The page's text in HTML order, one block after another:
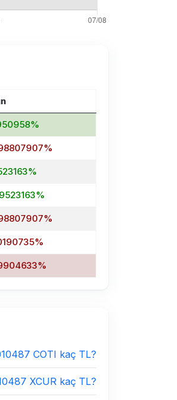
COTI kaç TL?
XCUR kaç TL?